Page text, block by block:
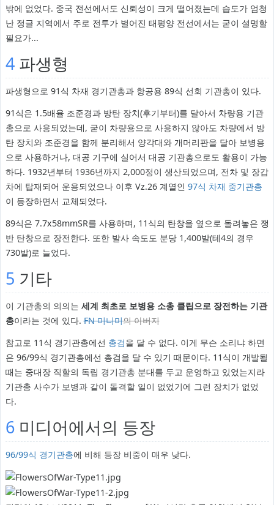
밖에 없었다. 중국 전선에서도 신뢰성이 크게 떨어졌는데 습도가 엄청
난 정글 지역에서 주로 전투가 벌어진 태평양 전선에서는 굳이 설명할
필요가...
4파생형
파생형으로 91식 차재 경기관총과 항공용 89식 선회 기관총이 있다.
91식은 1.5배율 조준경과 방탄 장치(후기부터)를 달아서 차량용 기관
총으로 사용되었는데, 굳이 차량용으로 사용하지 않아도 차량에서 방
탄 장치와 조준경을 함께 분리해서 양각대와 개머리판을 달아 보병용
으로 사용하거나, 대공 기구에 실어서 대공 기관총으로도 활용이 가능
하다. 1932년부터 1936년까지 2,000정이 생산되었으며, 전차 및 장갑
차에 탑재되어 운용되었으나 이후 Vz.26 계열인 97식 차재 중기관총
이 등장하면서 교체되었다.
89식은 7.7x58mmSR를 사용하며, 11식의 탄창을 옆으로 돌려놓은 쟁
반 탄창으로 장전한다. 또한 발사 속도도 분당 1,400발(테4의 경우
730발)로 늘었다.
5 기타
이 기관총의 의의는 세계 최초로 보병용 소총 클립으로 장전하는 기관
총이라는 것에 있다.FN 미니미의 아버지
참고로 11식 경기관총에선 총검을 달 수 없다. 이게 무슨 소리냐 하면
은 96/99식 경기관총에선 총검을 달 수 있기 때문이다. 11식이 개발될
때는 중대장 직할의 독립 경기관총 분대를 두고 운영하고 있었는지라
기관총 사수가 보병과 같이 돌격할 일이 없었기에 그런 장치가 없었
다.
6미디어에서의 등장
96/99식 경기관총에 비해 등장 비중이 매우 낮다.